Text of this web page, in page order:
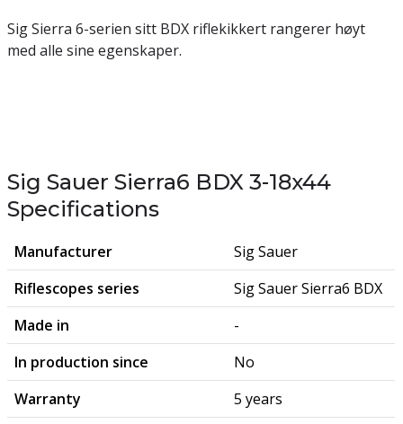
Sig Sierra 6-serien sitt BDX riflekikkert rangerer høyt
med alle sine egenskaper.
Sig Sauer Sierra6 BDX 3-18x44
Specifications
Manufacturer
Sig Sauer
Riflescopes series
Sig Sauer Sierra6 BDX
Made in
-
In production since
No
Warranty
5 years